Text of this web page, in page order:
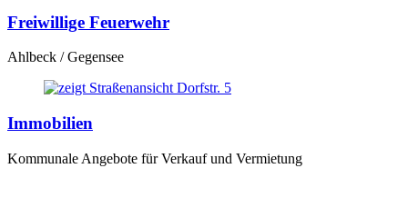
Freiwillige Feuerwehr
Ahlbeck / Gegensee
Immobilien
Kommunale Angebote für Verkauf und Vermietung